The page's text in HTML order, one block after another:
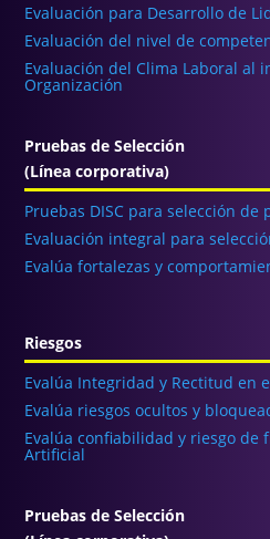
Evaluación para Desarrollo de
Evaluación del nivel de
Evaluación del Clima Laboral al
Organización
Pruebas de Selección
(Línea corporativa)
Pruebas DISC para selección de
Evaluación integral para
Evalúa fortalezas y
Riesgos
Evalúa Integridad y Rectitud en
Evalúa riesgos ocultos y
Evalúa confiabilidad y riesgo de
Artificial
Pruebas de Selección